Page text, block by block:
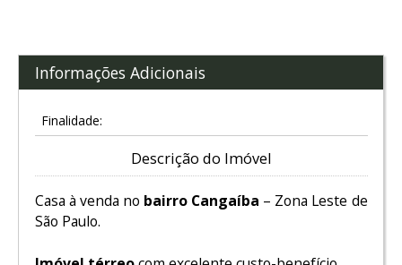
Informações Adicionais
Finalidade:
Descrição do Imóvel
Casa à venda no bairro Cangaíba – Zona Leste de
São Paulo.